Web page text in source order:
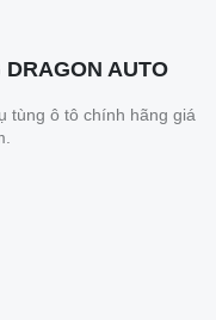
AUTO
tùng ô tô chính hãng giá